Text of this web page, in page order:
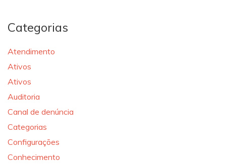
Categorias
Atendimento
Ativos
Ativos
Auditoria
Canal de denúncia
Categorias
Configurações
Conhecimento